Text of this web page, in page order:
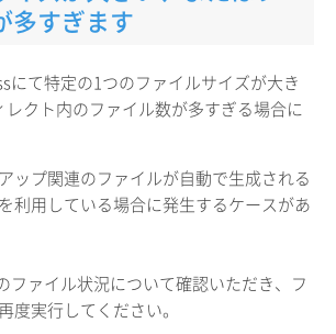
多すぎます
にて特定の1つのファイルサイズが大き
レクト内のファイル数が多すぎる場合に
ップ関連のファイルが自動で生成される
利用している場合に発生するケースがあ
ファイル状況について確認いただき、フ
度実行してください。